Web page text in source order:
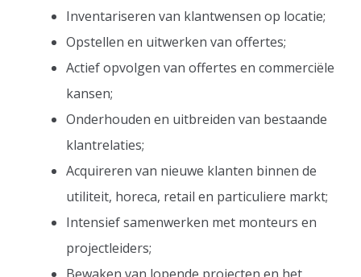
Inventariseren van klantwensen op locatie;
Opstellen en uitwerken van offertes;
Actief opvolgen van offertes en commerciële
kansen;
Onderhouden en uitbreiden van bestaande
klantrelaties;
Acquireren van nieuwe klanten binnen de
utiliteit, horeca, retail en particuliere markt;
Intensief samenwerken met monteurs en
projectleiders;